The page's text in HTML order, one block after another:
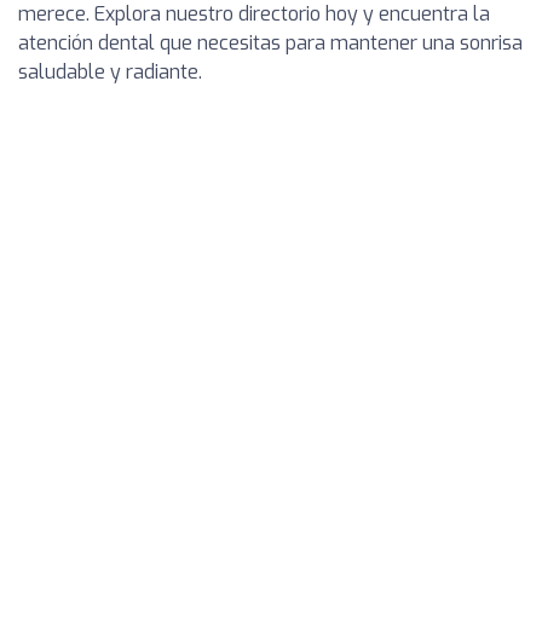
merece. Explora nuestro directorio hoy y encuentra la
atención dental que necesitas para mantener una sonrisa
saludable y radiante.